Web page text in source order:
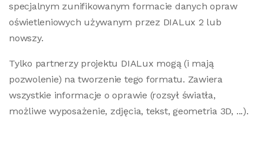
specjalnym zunifikowanym formacie danych opraw
oświetleniowych używanym przez DIALux 2 lub
nowszy.
Tylko partnerzy projektu DIALux mogą (i mają
pozwolenie) na tworzenie tego formatu. Zawiera
wszystkie informacje o oprawie (rozsył światła,
możliwe wyposażenie, zdjęcia, tekst, geometria 3D, ...).